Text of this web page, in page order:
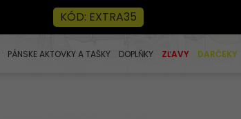
KÓD: EXTRA35
PÁNSKE AKTOVKY A TAŠKY DOPLŇKY ZĽAVY DARČEKY